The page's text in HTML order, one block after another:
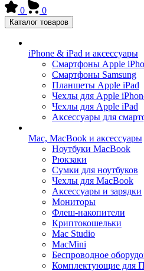
0 0
Каталог товаров
iPhone & iPad и аксессуары
Смартфоны Apple
Смартфоны Samsung
Планшеты Apple iPad
Чехлы для Apple
Чехлы для Apple iPad
Аксессуары для
Mac, MacBook и аксессуары
Ноутбуки MacBook
Рюкзаки
Сумки для ноутбуков
Чехлы для MacBook
Аксессуары и зарядки
Мониторы
Флеш-накопители
Криптокошельки
Mac Studio
MacMini
Беспроводное
Комплектующие для